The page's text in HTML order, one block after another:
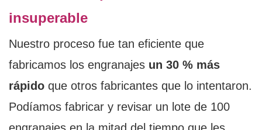
insuperable
Nuestro proceso fue tan eficiente que
fabricamos los engranajes un 30 % más
rápido que otros fabricantes que lo intentaron.
Podíamos fabricar y revisar un lote de 100